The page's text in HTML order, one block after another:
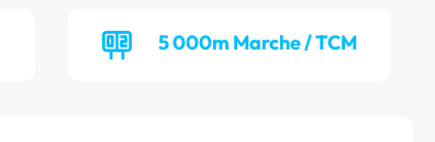
5 000m Marche / TCM